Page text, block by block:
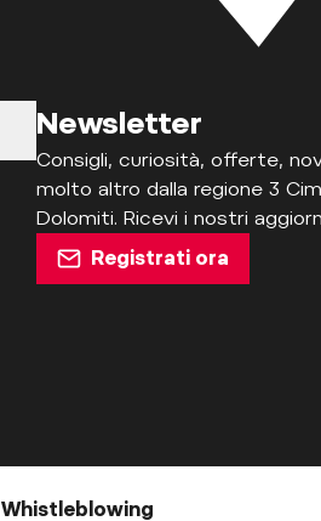
Newsletter
Consigli, curiosità, offerte,
molto altro dalla regione 3
Dolomiti. Ricevi i nostri
Registrati ora
Whistleblowing